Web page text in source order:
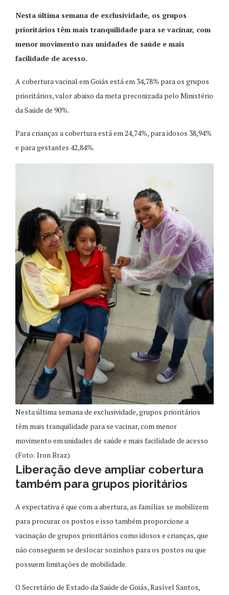
Nesta última semana de exclusividade, os grupos
prioritários têm mais tranquilidade para se vacinar, com
menor movimento nas unidades de saúde e mais
facilidade de acesso.
A cobertura vacinal em Goiás está em 34,78% para os grupos
prioritários, valor abaixo da meta preconizada pelo Ministério
da Saúde de 90%.
Para crianças a cobertura está em 24,74%, para idosos 38,94%
e para gestantes 42,84%.
Nesta última semana de exclusividade, grupos prioritários
têm mais tranquilidade para se vacinar, com menor
movimento em unidades de saúde e mais facilidade de acesso
(Foto: Iron Braz)
Liberação deve ampliar cobertura
também para grupos pioritários
A expectativa é que com a abertura, as famílias se mobilizem
para procurar os postos e isso também proporcione a
vacinação de grupos prioritários como idosos e crianças, que
não conseguem se deslocar sozinhos para os postos ou que
possuem limitações de mobilidade.
O Secretário de Estado da Saúde de Goiás, Rasível Santos,